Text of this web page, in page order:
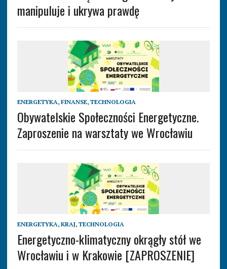
manipuluje i ukrywa prawdę
ENERGETYKA, FINANSE, TECHNOLOGIA
Obywatelskie Społeczności Energetyczne.
Zaproszenie na warsztaty we Wrocławiu
ENERGETYKA, KRAJ, TECHNOLOGIA
Energetyczno-klimatyczny okrągły stół we
Wrocławiu i w Krakowie [ZAPROSZENIE]